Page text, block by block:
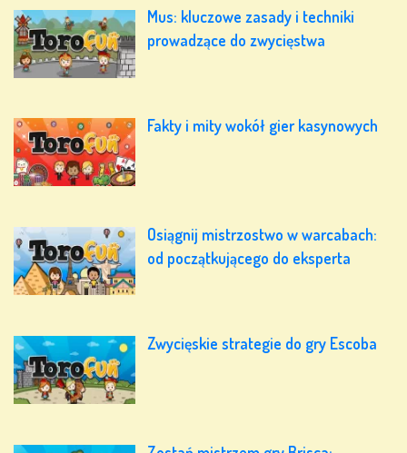
Mus: kluczowe zasady i techniki
prowadzące do zwycięstwa
Fakty i mity wokół gier kasynowych
Osiągnij mistrzostwo w warcabach:
od początkującego do eksperta
Zwycięskie strategie do gry Escoba